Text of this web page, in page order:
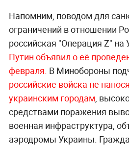
Напомним, поводом для
ограничений в отношении
российская "Операция Z" на
Путин объявил о её
февраля. В Минобороны
российские войска не
украинским городам,
средствами поражения
военная инфраструктура,
аэродромы Украины.